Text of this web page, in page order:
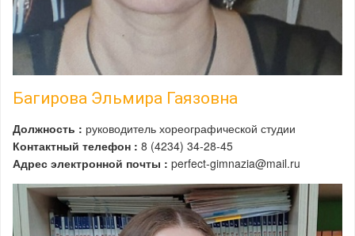
Багирова Эльмира Гаязовна
Должность : руководитель хореографической студии
Контактный телефон : 8 (4234) 34-28-45
Адрес электронной почты : perfect-gimnazia@mail.ru